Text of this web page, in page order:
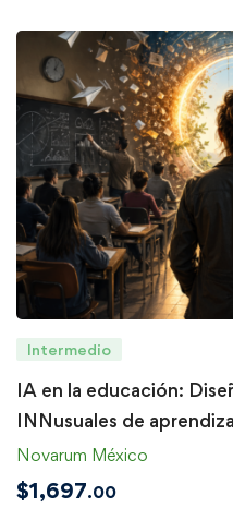
Intermedio
IA en la educación:
INNusuales de
Novarum México
$1,697.00